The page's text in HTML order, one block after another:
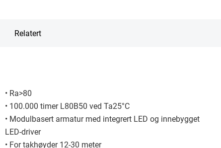
Relatert
• Ra>80
• 100.000 timer L80B50 ved Ta25°C
• Modulbasert armatur med integrert LED og innebygget
LED-driver
• For takhøyder 12-30 meter